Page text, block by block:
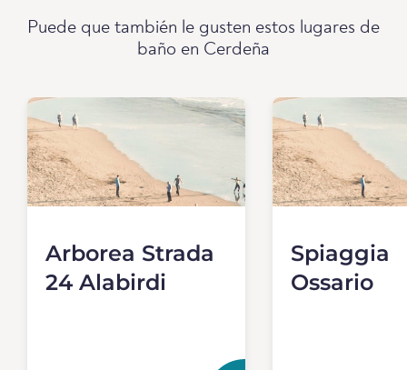
Puede que también le gusten estos lugares de
baño en Cerdeña
Arborea Strada
24 Alabirdi
Spiaggia
Ossario